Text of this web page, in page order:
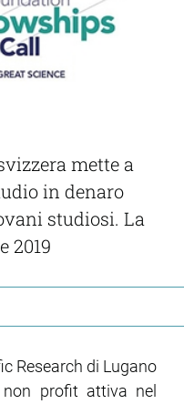
mette a
in denaro
studiosi. La
2019
Research di Lugano
non profit attiva nel